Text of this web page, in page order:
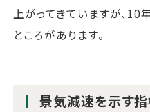
上がってきていますが、
ところがあります。
景気減速を示す